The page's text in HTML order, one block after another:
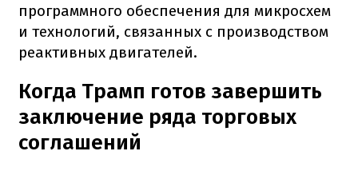
программного обеспечения для микросхем
и технологий, связанных с производством
реактивных двигателей.
Когда Трамп готов завершить
заключение ряда торговых
соглашений